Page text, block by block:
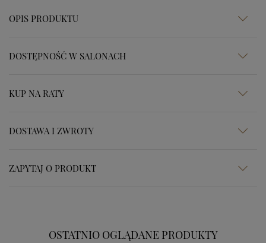
OPIS PRODUKTU
DOSTĘPNOŚĆ W SALONACH
KUP NA RATY
DOSTAWA I ZWROTY
ZAPYTAJ O PRODUKT
OSTATNIO OGLĄDANE PRODUKTY